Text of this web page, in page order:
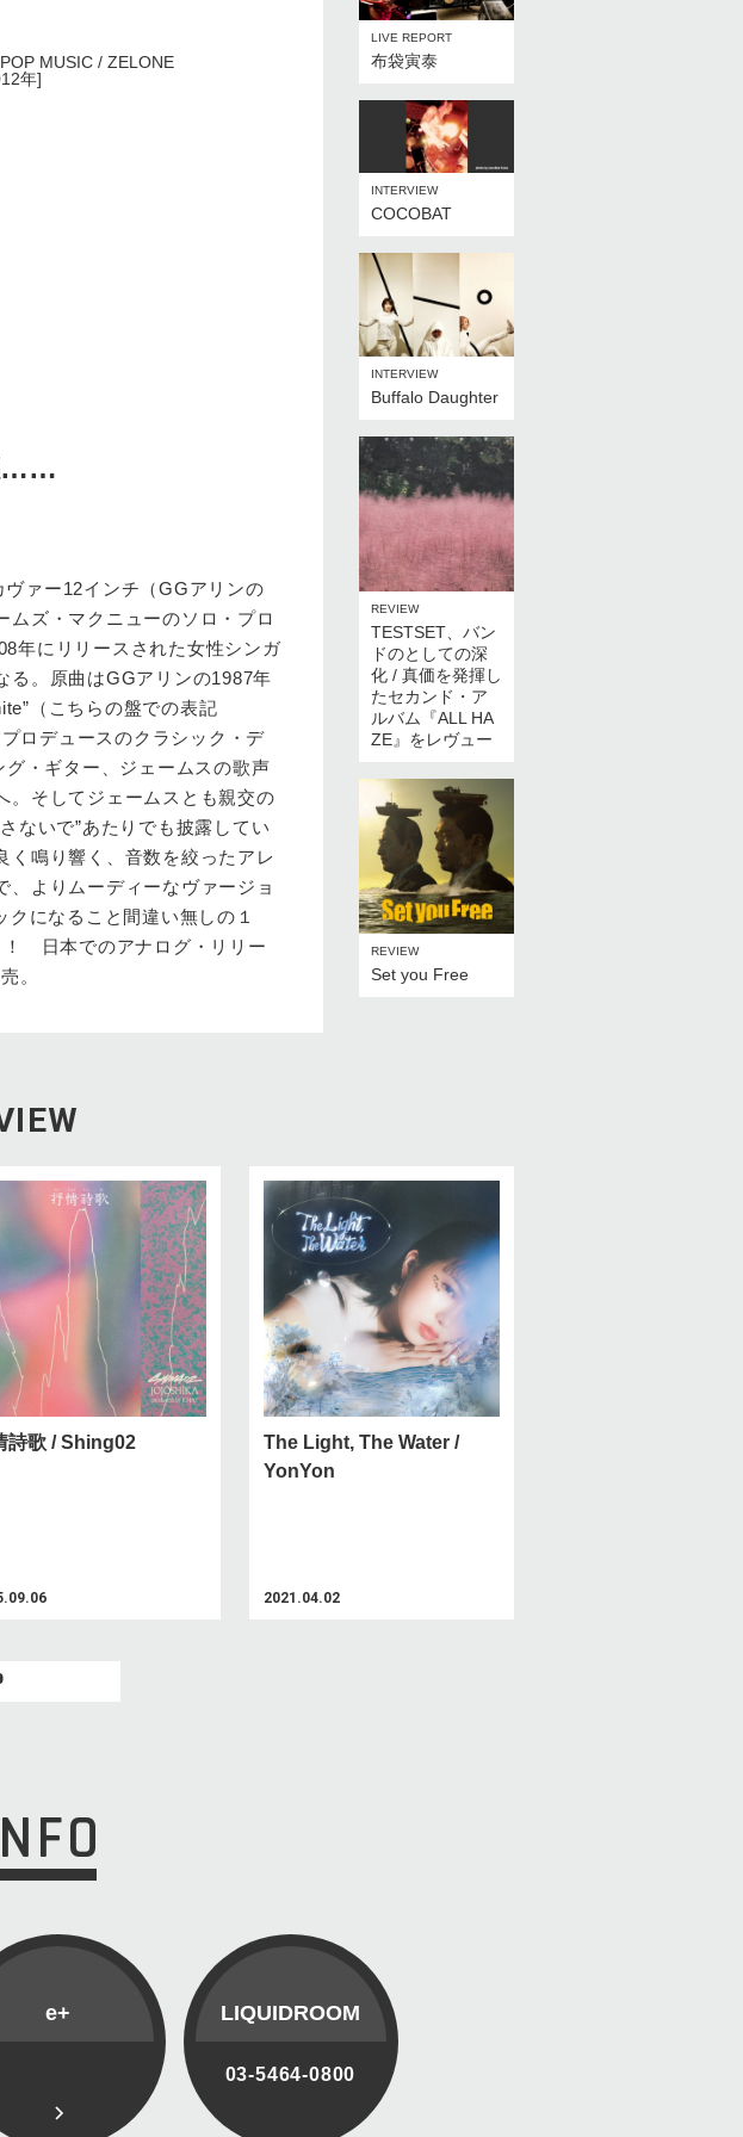
MUSIC / ZELONE
年]
……
ァー12インチ（GGアリンの
ムズ・マクニューのソロ・プロ
年にリリースされた女性シンガ
る。原曲はGGアリンの1987年
（こちらの盤での表記
ロデュースのクラシック・デ
・ギター、ジェームスの歌声
。そしてジェームスとも親交の
ないで”あたりでも披露してい
く鳴り響く、音数を絞ったアレ
、よりムーディーなヴァージョ
になること間違い無しの１
！ 日本でのアナログ・リリー
。
LIVE REPORT
布袋寅泰
INTERVIEW
COCOBAT
INTERVIEW
Buffalo Daughter
REVIEW
TESTSET、バン
ドのとしての深
化 / 真価を発揮し
たセカンド・ア
ルバム『ALL HA
ZE』をレヴュー
REVIEW
Set you Free
詩歌 / Shing02
The Light, The Water /
YonYon
2021.04.02
e+ LIQUIDROOM
03-5464-0800